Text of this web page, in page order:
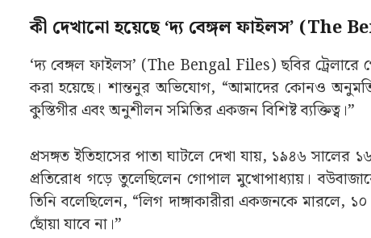
কী দেখানো হয়েছে ‘দ্য বেঙ্গল ফাইলস’ (The
‘দ্য বেঙ্গল ফাইলস’ (The Bengal Files) ছবির ট্রেলারে
করা হয়েছে। শান্তনুর অভিযোগ, “আমাদের কোনও
কুস্তিগীর এবং অনুশীলন সমিতির একজন বিশিষ্ট ব্যক্তিত্ব।”
প্রসঙ্গত ইতিহাসের পাতা ঘাটলে দেখা যায়, ১৯৪৬ সালের
প্রতিরোধ গড়ে তুলেছিলেন গোপাল মুখোপাধ্যায়।
তিনি বলেছিলেন, “লিগ দাঙ্গাকারীরা একজনকে মারলে,
ছোঁয়া যাবে না।”